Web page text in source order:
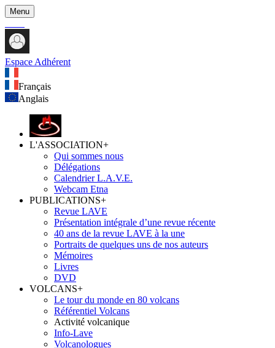
Menu
Espace Adhérent
Français
Anglais
L'ASSOCIATION+
Qui sommes nous
Délégations
Calendrier L.A.V.E.
Webcam Etna
PUBLICATIONS+
Revue LAVE
Présentation intégrale d’une revue récente
40 ans de la revue LAVE à la une
Portraits de quelques uns de nos auteurs
Mémoires
Livres
DVD
VOLCANS+
Le tour du monde en 80 volcans
Référentiel Volcans
Activité volcanique
Info-Lave
Volcanologues